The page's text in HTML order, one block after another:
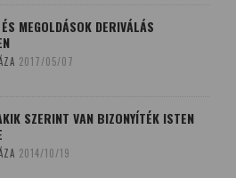
MEGOLDÁSOK DERIVÁLÁS
2017/05/07
SZERINT VAN BIZONYÍTÉK ISTEN
2014/10/19